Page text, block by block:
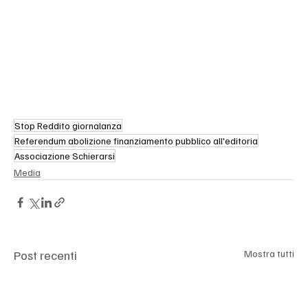
Stop Reddito giornalanza
Referendum abolizione finanziamento pubblico all'editoria
Associazione Schierarsi
Media
Post recenti Mostra tutti